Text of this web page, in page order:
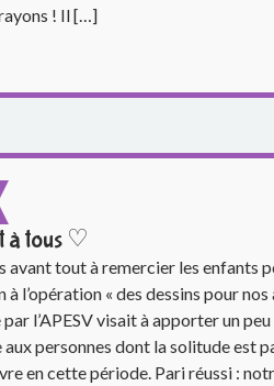
! Il […]
à tous ♡
avant tout à remercier les enfants
l’opération « des dessins pour nos
l’APESV visait à apporter un
aux personnes dont la solitude est
en cette période. Pari réussi :